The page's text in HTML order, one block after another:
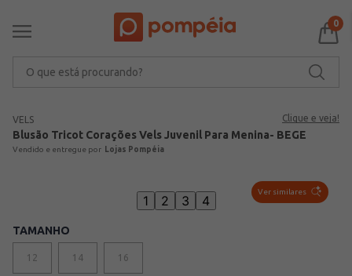
0
VELS Clique e veja!
Blusão Tricot Corações Vels Juvenil Para Menina- BEGE
Lojas Pompéia
Ver similares
1 2 3 4
TAMANHO
12 14 16